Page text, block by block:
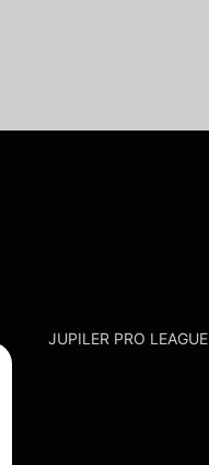
JUPILER PRO LEAGUE